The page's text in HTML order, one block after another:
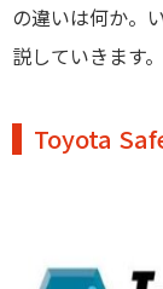
の違いは何か。
説していきます。
Toyota